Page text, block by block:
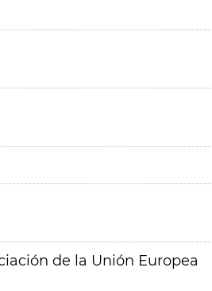
de la Unión Europea